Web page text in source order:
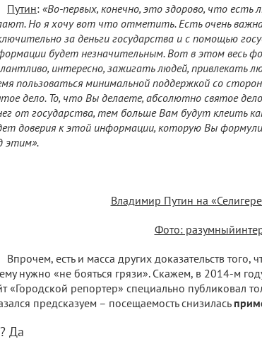
Путин: «Во-первых, конечно, это здорово, что
Но я хочу вот что отметить. Есть очень
за деньги государства и с помощью
будет незначительным. Вот в этом весь
интересно, зажигать людей, привлекать
пользоваться минимальной поддержкой со
дело. То, что Вы делаете, абсолютно святое
от государства, тем больше Вам будут клеить
доверия к этой информации, которую Вы
этим».
Владимир Путин на
Фото:
Впрочем, есть и масса других доказательств
нужно «не бояться грязи». Скажем, в 2014-м
«Городской репортер» специально публиковал
предсказуем – посещаемость снизилась
Да